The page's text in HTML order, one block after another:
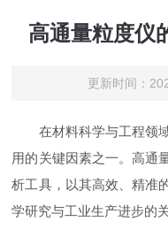
高通量粒度仪
更新时间：
在材料科学与工程领域
用的关键因素之一。高通
析工具，以其高效、精准
学研究与工业生产进步的